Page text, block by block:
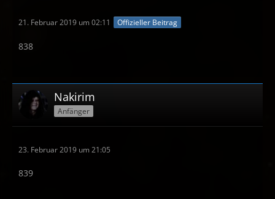
21. Februar 2019 um 02:11 Offizieller Beitrag
838
Nakirim
Anfänger
23. Februar 2019 um 21:05
839